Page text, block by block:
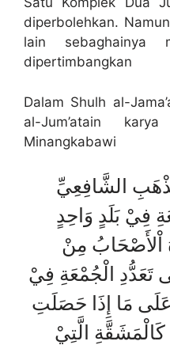
diperbolehkan.
lain sebaghainya
dipertimbangkan
Dalam Shulh al-
al-Jum’atain
Minangkabawi
فِيْ بَلَدٍ وَاحِدٍ
اْلأَصْحَابُ مِنْ
الْجُمْعَةِ فِيْ
عَلَى مَا إِذَا حَصَلَتِ
كَالْمَشَقَّةِ الَّتِيْ